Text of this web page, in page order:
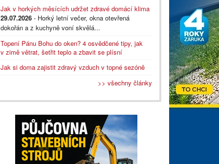
Jak v horkých měsících udržet zdravé domácí klima
29.07.2026 - Horký letní večer, okna otevřená
dokořán a z kuchyně voní skvělá...
Topení Pánu Bohu do oken? 4 osvědčené tipy, jak
v zimě větrat, šetřit teplo a zbavit se plísní
Jak si doma zajistit zdravý vzduch v topné sezóně
>> všechny články